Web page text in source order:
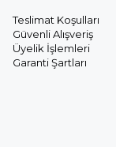
Teslimat Koşulları
Güvenli Alışveriş
Üyelik İşlemleri
Garanti Şartları